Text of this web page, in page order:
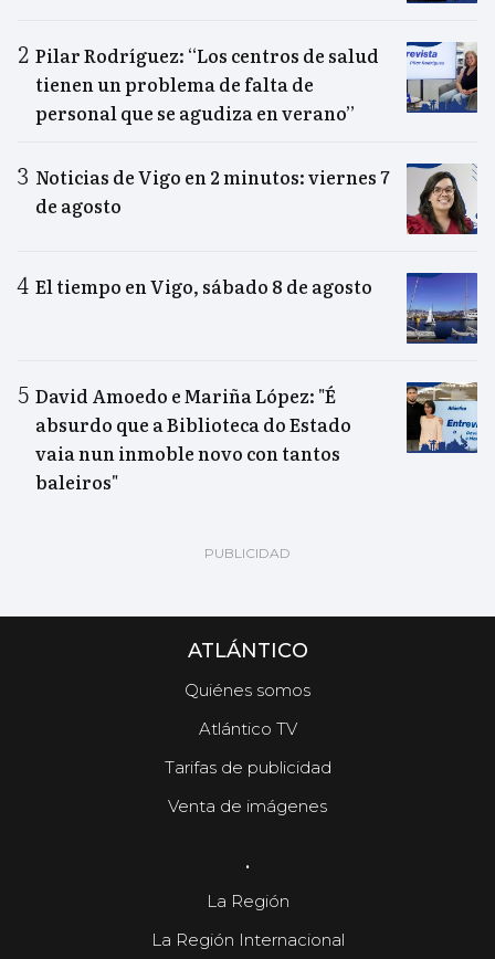
Pilar Rodríguez: “Los centros de salud
tienen un problema de falta de
personal que se agudiza en verano”
Noticias de Vigo en 2 minutos: viernes 7
de agosto
El tiempo en Vigo, sábado 8 de agosto
David Amoedo e Mariña López: "É
absurdo que a Biblioteca do Estado
vaia nun inmoble novo con tantos
baleiros"
ATLÁNTICO
Quiénes somos
Atlántico TV
Tarifas de publicidad
Venta de imágenes
.
La Región
La Región Internacional